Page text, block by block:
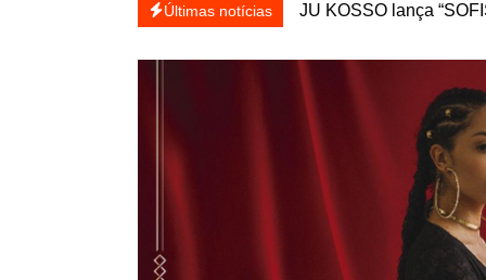
Últimas notícias
Projota relança a